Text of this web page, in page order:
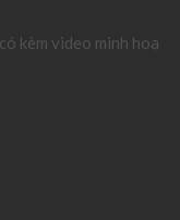
kèm video minh hoạ